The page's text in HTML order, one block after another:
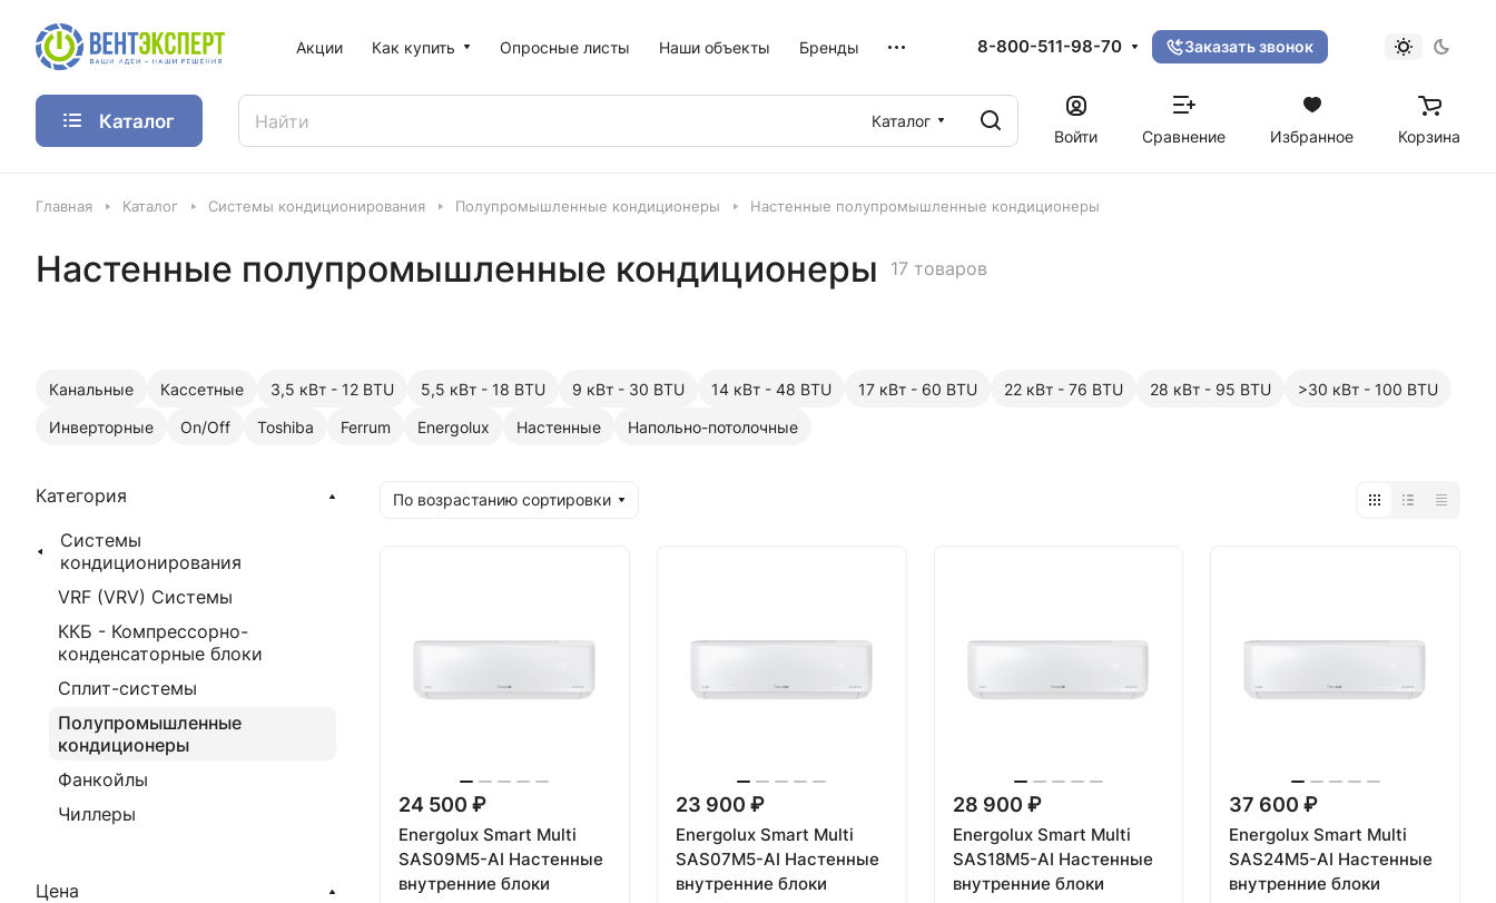
Акции Как купить Опросные листы Наши объекты Бренды 8-800-511-98-70 Заказать звонок
Каталог
Каталог
Войти
Сравнение Избранное Корзина
Главная Каталог Системы кондиционирования Полупромышленные кондиционеры Настенные полупромышленные кондиционеры
Настенные полупромышленные кондиционеры 17 товаров
Канальные Кассетные 3,5 кВт - 12 BTU 5,5 кВт - 18 BTU 9 кВт - 30 BTU 14 кВт - 48 BTU 17 кВт - 60 BTU 22 кВт - 76 BTU 28 кВт - 95 BTU
>30 кВт - 100 BTU
Инверторные
On/Off Toshiba Ferrum Energolux Настенные Напольно-потолочные
По возрастанию сортировки
24 500 ₽
Energolux Smart Multi
SAS09M5-AI Настенные
внутренние блоки
23 900 ₽
Energolux Smart Multi
SAS07M5-AI Настенные
внутренние блоки
28 900 ₽
Energolux Smart Multi
SAS18M5-AI Настенные
внутренние блоки
37 600 ₽
Energolux Smart Multi
SAS24M5-AI Настенные
внутренние блоки
Категория
Системы
кондиционирования
VRF (VRV) Системы
ККБ - Компрессорно-
конденсаторные блоки
Сплит-системы
Полупромышленные
кондиционеры
Фанкойлы
Чиллеры
Цена